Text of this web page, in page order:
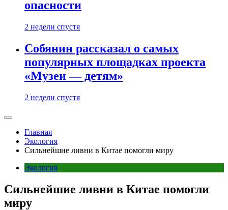
опасности
2 недели спустя
Собянин рассказал о самых
популярных площадках проекта
«Музеи — детям»
2 недели спустя
Главная
Экология
Сильнейшие ливни в Китае помогли миру
Экология
Сильнейшие ливни в Китае помогли
миру